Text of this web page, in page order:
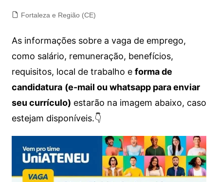
Fortaleza e Região (CE)
As informações sobre a vaga de emprego,
como salário, remuneração, benefícios,
requisitos, local de trabalho e forma de
candidatura (e-mail ou whatsapp para enviar
seu currículo) estarão na imagem abaixo, caso
estejam disponíveis.👇